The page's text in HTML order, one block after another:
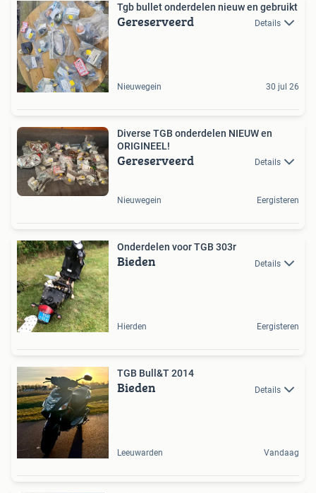
Tgb bullet onderdelen nieuw en gebruikt
Gereserveerd Details
Nieuwegein 30 jul 26
Diverse TGB onderdelen NIEUW en
ORIGINEEL!
Gereserveerd Details
Nieuwegein Eergisteren
Onderdelen voor TGB 303r
Bieden Details
Hierden Eergisteren
TGB Bull&T 2014
Bieden Details
Leeuwarden Vandaag